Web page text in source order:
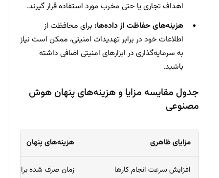
اهداف تجاری یا حتی مخرب مورد استفاده قرار گیرند.
هزینه‌های حفاظت از داده‌ها: برای محافظت از
اطلاعات خود در برابر تهدیدات امنیتی، ممکن است نیاز
به سرمایه‌گذاری در ابزارهای امنیتی اضافی داشته
باشید.
جدول مقایسه مزایا و هزینه‌های پنهان هوش
مصنوعی
مزایای ظاهری هزینه‌های پنهان
افزایش سرعت انجام کارها زمان صرف شده برای